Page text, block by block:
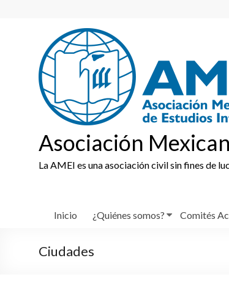
Asociación
La AMEI es una asociación civil sin fines de
Inicio ¿Quiénes somos? Comités
Ciudades